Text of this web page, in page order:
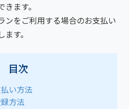
きます。
ンをご利用する場合のお支払い
す。
目次
い方法
方法